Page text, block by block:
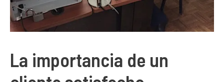
La importancia de un